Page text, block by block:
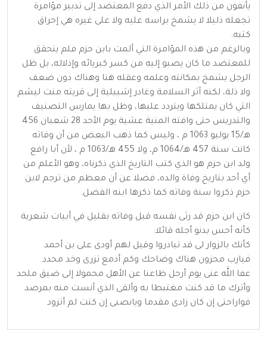
يأنفون من ذلك الأمر الذي دفع المعتضد إلى تدبير مؤامرة
تجعله ذليلا لا يشمخ براسه عليه ولا على غيره هي إحراق
كتبه.
وبالرغم من هذه المؤامرة التي ألمت بابن حزم فلم يتحقق
للمعتضد ما كان يصبو إليه من كسر كبريائه وإذلاله، بل ظل
الرجل يشمخ بمكانته وعلمه وعقله هنا وهناك دون ضعف
ولا ذلة، لكنه آثر السلامة وغادر إشبيلية إلى قريته منت ليشم
التي كان يمتلكها ويتردد عليها، وظل بها يمارس التصنيف
والتدريس حتى وافته المنية عشية يوم الأحد 28 شعبان 456
هـ/15 يوليو 1063 م ، وليس كما ذهب البعض من أن وفاته
كانت سنة 457 هـ/1064 م، ولا 455 هـ/1063 م ، لأن أبا رافع
ولد ابن حزم هو الذي كتب التاريخ الذي ذكرناه، وهو الأعلم من
أي أحد بتاريخ وفاة والده، فضلا عن أن معظم من ترجم لابن
حزم ذكروا سنة وفاته كما ذكرها ابنه الفضل.
كان ابن حزم قد رثى نفسه قبل وفاته بقليل في أبيات شعرية
كأنه أحس بدنو أجله قائلا:
كأنك بالزوار لى قد تبادروا وقيل لهم أودى على بن أحمد
فيارب محزون هناك وضاحك وكم أدمع تزرى وخد محدد
عفا الله عنى يوم أرحل ظاعنا عن الأهل محمولا إلى ضيق ملحد
وأترك ما قد كنت مغتبطا به وألقى الذي آنست منه بمرصد
فواراحتى إن كان زادى مقدما ويانصبى إن كنت لم أتزود